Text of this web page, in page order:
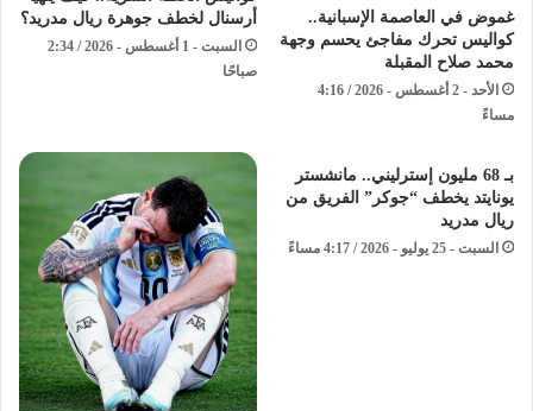
غموض في العاصمة الإسبانية..
كواليس تحرك مفاجئ يحسم وجهة
محمد صلاح المقبلة
الأحد - 2 أغسطس - 2026 / 4:16
مساءً
أرسنال لخطف جوهرة ريال مدريد؟
السبت - 1 أغسطس - 2026 / 2:34
صباحًا
بـ 68 مليون إسترليني.. مانشستر
يونايتد يخطف “جوكر” الفريق من
ريال مدريد
السبت - 25 يوليو - 2026 / 4:17 مساءً